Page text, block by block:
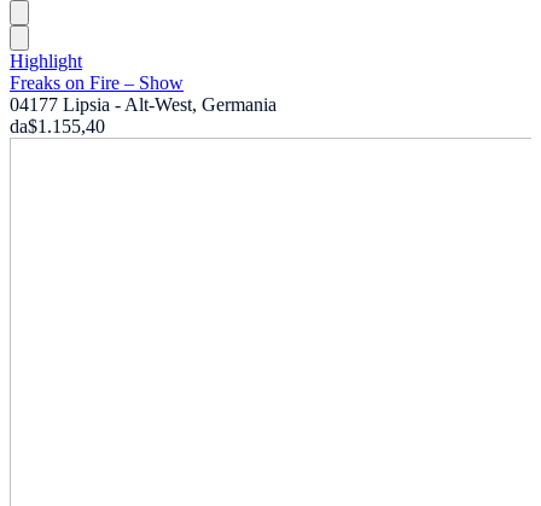
Highlight
Freaks on Fire – Show
04177 Lipsia - Alt-West, Germania
da$1.155,40